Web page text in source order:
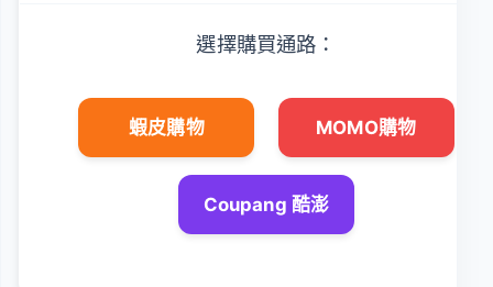
選擇購買通路：
蝦皮購物 MOMO購物
Coupang 酷澎